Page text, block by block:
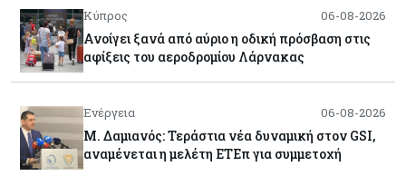
Κύπρος 06-08-2026
Ανοίγει ξανά από αύριο η οδική πρόσβαση στις
αφίξεις του αεροδρομίου Λάρνακας
Ενέργεια 06-08-2026
Μ. Δαμιανός: Τεράστια νέα δυναμική στον GSI,
αναμένεται η μελέτη ΕΤΕπ για συμμετοχή